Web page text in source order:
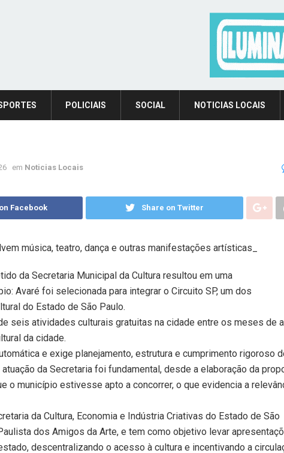
POLICIAIS SOCIAL NOTICIAS LOCAIS
em Noticias Locais
Facebook Share on Twitter
música, teatro, dança e outras manifestações artísticas_
da Secretaria Municipal da Cultura resultou em uma
Avaré foi selecionada para integrar o Circuito SP, um dos
do Estado de São Paulo.
seis atividades culturais gratuitas na cidade entre os meses de
da cidade.
e exige planejamento, estrutura e cumprimento rigoroso
da Secretaria foi fundamental, desde a elaboração da
o município estivesse apto a concorrer, o que evidencia a
da Cultura, Economia e Indústria Criativas do Estado de São
dos Amigos da Arte, e tem como objetivo levar
descentralizando o acesso à cultura e incentivando a